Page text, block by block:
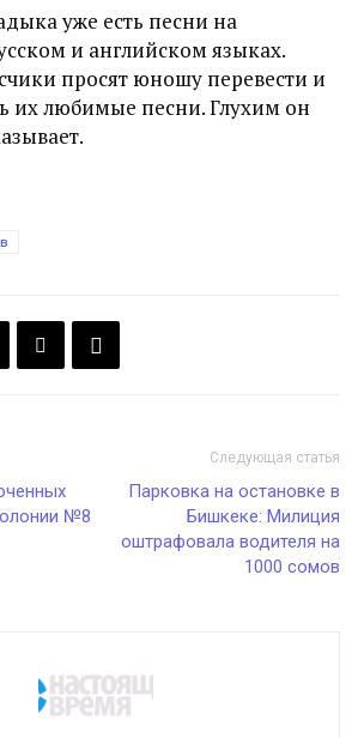
уже есть песни на
и английском языках.
просят юношу перевести и
их любимые песни. Глухим он
№8
Следующая статья
Парковка на остановке в
Бишкеке: Милиция
оштрафовала водителя на
1000 сомов